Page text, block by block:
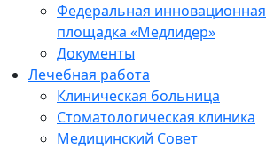
Федеральная инновационная
площадка «Медлидер»
Документы
Лечебная работа
Клиническая больница
Стоматологическая клиника
Медицинский Совет